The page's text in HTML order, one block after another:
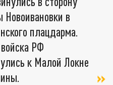
Новоивановки в
плацдарма.
РФ
к Малой Локне